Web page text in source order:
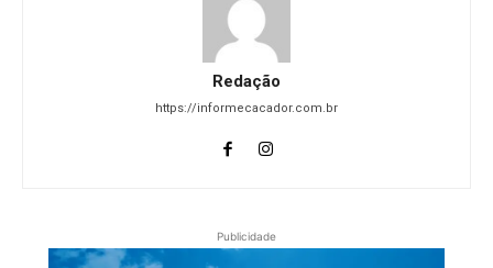
Redação
https://informecacador.com.br
Publicidade